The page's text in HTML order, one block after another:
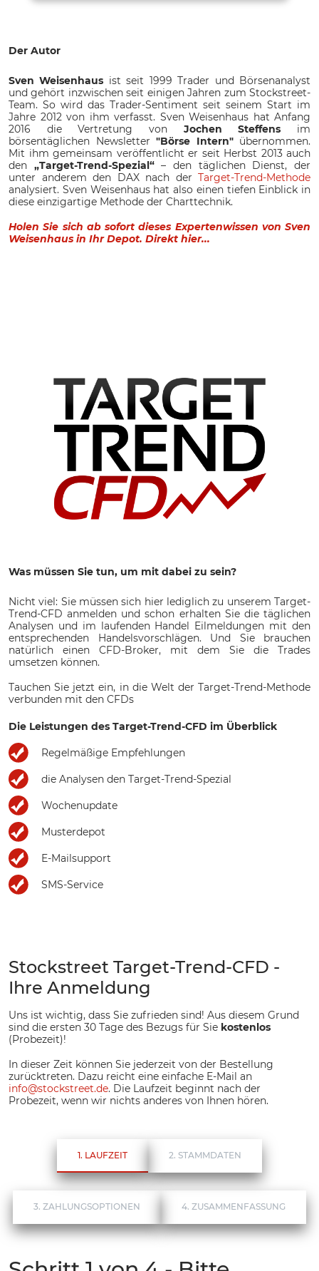
Der Autor
Sven Weisenhaus ist seit 1999 Trader und Börsenanalyst
und gehört inzwischen seit einigen Jahren zum Stockstreet-
Team. So wird das Trader-Sentiment seit seinem Start im
Jahre 2012 von ihm verfasst. Sven Weisenhaus hat Anfang
2016 die Vertretung von Jochen Steffens im
börsentäglichen Newsletter "Börse Intern"übernommen.
Mit ihm gemeinsam veröffentlicht er seit Herbst 2013 auch
den „Target-Trend-Spezial“– den täglichen Dienst, der
unter anderem den DAX nach der Target-Trend-Methode
analysiert. Sven Weisenhaus hat also einen tiefen Einblick in
diese einzigartige Methode der Charttechnik.
Holen Sie sich ab sofort dieses Expertenwissen von Sven
Weisenhaus in Ihr Depot. Direkt hier...
Was müssen Sie tun, um mit dabei zu sein?
Nicht viel: Sie müssen sich hier lediglich zu unserem Target-
Trend-CFD anmelden und schon erhalten Sie die täglichen
Analysen und im laufenden Handel Eilmeldungen mit den
entsprechenden Handelsvorschlägen. Und Sie brauchen
natürlich einen CFD-Broker, mit dem Sie die Trades
umsetzen können.
Tauchen Sie jetzt ein, in die Welt der Target-Trend-Methode
verbunden mit den CFDs
Die Leistungen des Target-Trend-CFD im Überblick
Regelmäßige Empfehlungen
die Analysen den Target-Trend-Spezial
Wochenupdate
Musterdepot
E-Mailsupport
SMS-Service
Stockstreet Target-Trend-CFD -
Ihre Anmeldung
Uns ist wichtig, dass Sie zufrieden sind! Aus diesem Grund
sind die ersten 30 Tage des Bezugs für Sie kostenlos
(Probezeit)!
In dieser Zeit können Sie jederzeit von der Bestellung
zurücktreten. Dazu reicht eine einfache E-Mail an
info@stockstreet.de. Die Laufzeit beginnt nach der
Probezeit, wenn wir nichts anderes von Ihnen hören.
1. LAUFZEIT 2. STAMMDATEN
3. ZAHLUNGSOPTIONEN 4. ZUSAMMENFASSUNG